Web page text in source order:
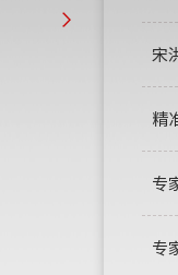
宋
精
专
专